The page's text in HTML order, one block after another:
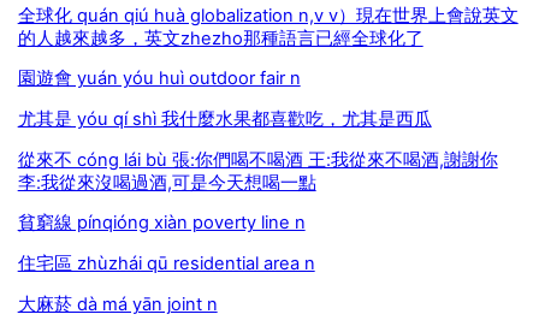
全球化 quán qiú huà globalization n,v v）現在世界上會說英文
的人越來越多，英文zhezho那種語言已經全球化了
園遊會 yuán yóu huì outdoor fair n
尤其是 yóu qí shì 我什麼水果都喜歡吃，尤其是西瓜
從來不 cóng lái bù 張:你們喝不喝酒 王:我從來不喝酒,謝謝你
李:我從來沒喝過酒,可是今天想喝一點
貧窮線 pínqióng xiàn poverty line n
住宅區 zhùzhái qū residential area n
大麻菸 dà má yān joint n